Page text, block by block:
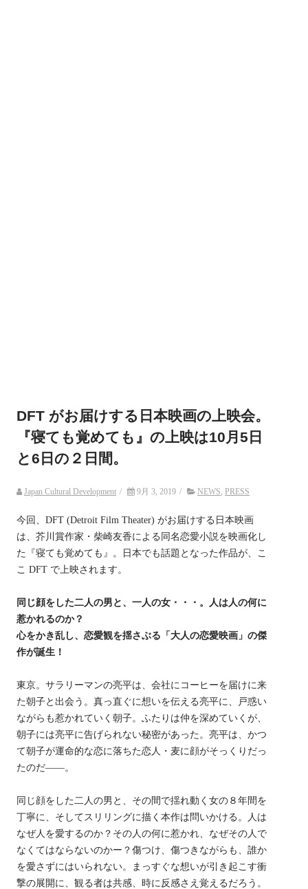
DFT がお届けする日本映画の上映会。
『寝ても覚めても』の上映は10月5日
と6日の２日間。
Japan Cultural Development / 9月 3, 2019 / NEWS PRESS
今回、DFT (Detroit Film Theater) がお届けする日本映画
は、芥川賞作家・柴崎友香による同名恋愛小説を映画化し
た『寝ても覚めても』。日本でも話題となった作品が、こ
こ DFT で上映されます。
同じ顔をした二人の男と、一人の女・・・。人は人の何に
惹かれるのか？
心をかき乱し、恋愛観を揺さぶる「大人の恋愛映画」の傑
作が誕生！
東京。サラリーマンの亮平は、会社にコーヒーを届けに来
た朝子と出会う。真っ直ぐに想いを伝える亮平に、戸惑い
ながらも惹かれていく朝子。ふたりは仲を深めていくが、
朝子には亮平に告げられない秘密があった。亮平は、かつ
て朝子が運命的な恋に落ちた恋人・麦に顔がそっくりだっ
たのだ――。
同じ顔をした二人の男と、その間で揺れ動く女の８年間を
丁寧に、そしてスリリングに描く本作は問いかける。人は
なぜ人を愛するのか？その人の何に惹かれ、なぜその人で
なくてはならないのかー？傷つけ、傷つきながらも、誰か
を愛さずにはいられない。まっすぐな想いが引き起こす衝
撃の展開に、観る者は共感、時に反感さえ覚えるだろう。